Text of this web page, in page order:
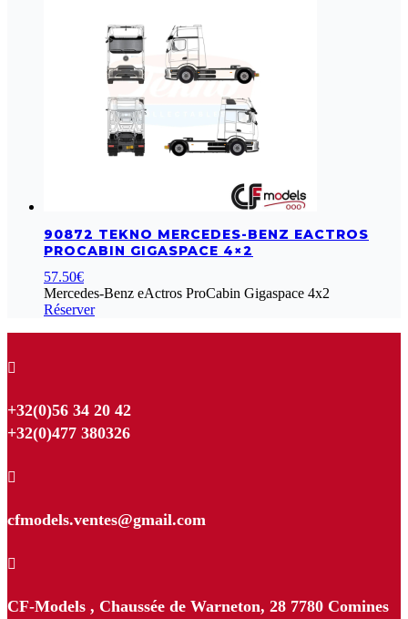
90872 TEKNO MERCEDES-BENZ EACTROS
PROCABIN GIGASPACE 4×2
57.50€
Mercedes-Benz eActros ProCabin Gigaspace 4x2
Réserver

+32(0)56 34 20 42
+32(0)477 380326

cfmodels.ventes@gmail.com

CF-Models , Chaussée de Warneton, 28 7780 Comines